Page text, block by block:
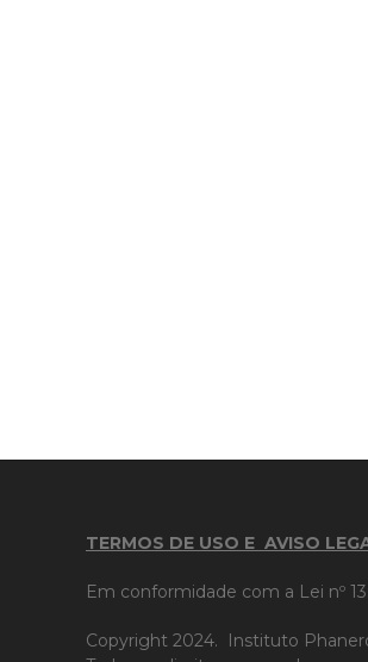
TERMOS DE USO E AVISO
Em conformidade com a Lei nº
Copyright 2024. Instituto